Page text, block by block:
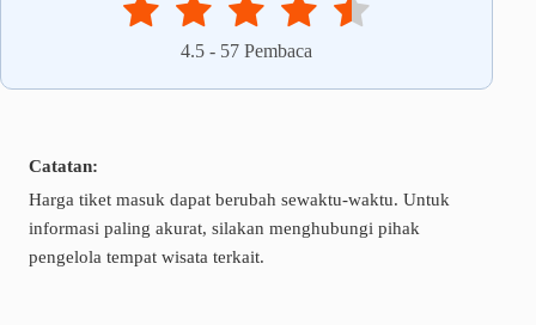
4.5 - 57 Pembaca
Catatan:
Harga tiket masuk dapat berubah sewaktu-waktu. Untuk
informasi paling akurat, silakan menghubungi pihak
pengelola tempat wisata terkait.